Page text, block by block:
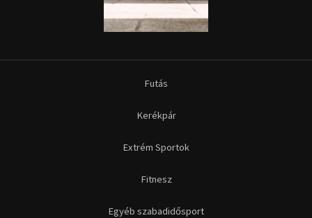
Futás
Kerékpár
Extrém Sportok
Fitnesz
Egyéb szabadidősport